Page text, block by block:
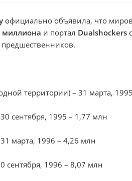
официально объявила, что
миллиона и портал Dualshockers
территории) – 31 марта,
сентября, 1995 – 1,77 млн
марта, 1996 – 4,26 млн
сентября, 1996 – 8,07 млн